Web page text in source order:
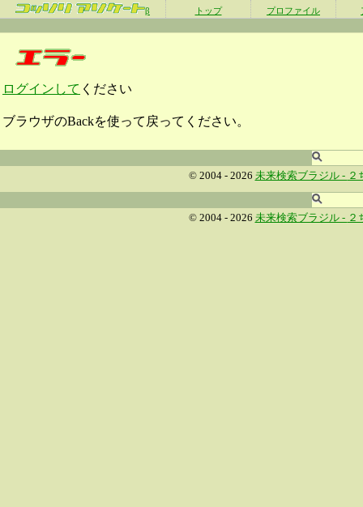
β トップ プロファイル
ログインして ください
ブラウザのBackを使って戻ってください。
© 2004 - 2026 未来検索ブラジル - ２
© 2004 - 2026 未来検索ブラジル - ２